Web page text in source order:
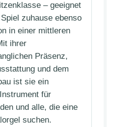
– geeignet
zuhause ebenso
in einer mittleren
ihrer
Präsenz,
und dem
ist sie ein
für
und alle, die eine
suchen.